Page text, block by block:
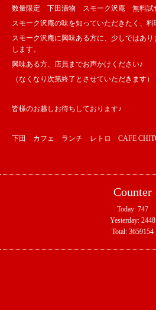
数量限定 下田漬物 スモーク沢庵 無料試
スモーク沢庵の味を知っていただきたく、
スモーク沢庵に興味ある方に、少しではあ
します。
興味ある方、店員までお声かけください♪
（なくなり次第終了とさせていただきます）
皆様のお越しお待ちしております♪
下田 カフェ ランチ レトロ CAFE
Counter
Today: 747
Yesterday: 2448
Total: 3659154